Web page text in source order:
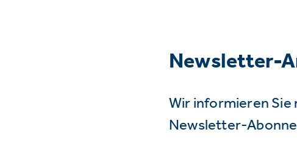
Newsletter-
Wir informieren Sie
Newsletter-